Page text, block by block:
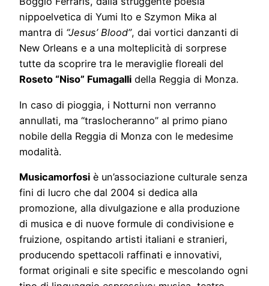
nippoelvetica di Yumi Ito e Szymon Mika al
mantra di “Jesus’ Blood”, dai vortici danzanti di
New Orleans e a una molteplicità di sorprese
tutte da scoprire tra le meraviglie floreali del
Roseto “Niso” Fumagalli della Reggia di Monza.
In caso di pioggia, i Notturni non verranno
annullati, ma “traslocheranno” al primo piano
nobile della Reggia di Monza con le medesime
modalità.
Musicamorfosi è un’associazione culturale senza
fini di lucro che dal 2004 si dedica alla
promozione, alla divulgazione e alla produzione
di musica e di nuove formule di condivisione e
fruizione, ospitando artisti italiani e stranieri,
producendo spettacoli raffinati e innovativi,
format originali e site specific e mescolando ogni